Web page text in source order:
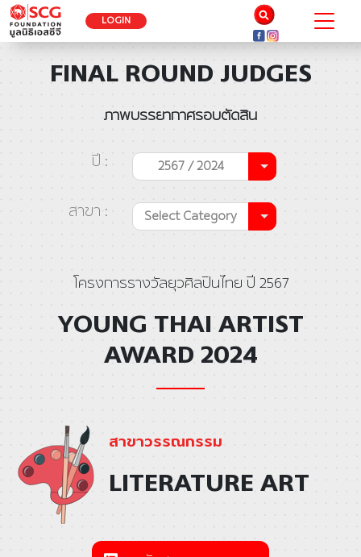
LOGIN
FINAL ROUND JUDGES
ภาพบรรยากาศรอบตัดสิน
ปี : 2567 / 2024
สาขา : Select Category
โครงการรางวัลยุวศิลปินไทย ปี 2567
YOUNG THAI ARTIST
AWARD 2024
สาขาวรรณกรรม
LITERATURE ART